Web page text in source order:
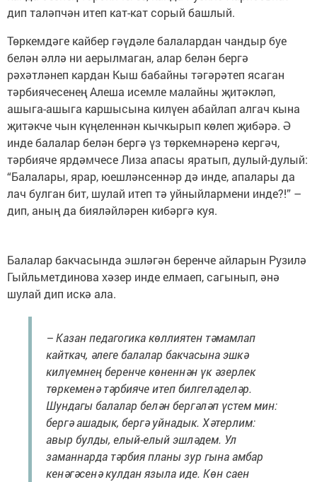
дип таләпчән итеп кат-кат сорый башлый.
Төркемдәге кайбер гәүдәле балалардан чандыр буе
белән әллә ни аерылмаган, алар белән бергә
рәхәтләнеп кардан Кыш бабайны тәгәрәтеп ясаган
тәрбиячесенең Алеша исемле малайны җитәкләп,
ашыга-ашыга каршысына килүен абайлап алгач кына
җитәкче чын күңеленнән кычкырып көлеп җибәрә. Ә
инде балалар белән бергә үз төркемнәренә кергәч,
тәрбияче ярдәмчесе Лиза апасы яратып, дулый-дулый:
“Балалары, ярар, юешләнсеннәр дә инде, апалары да
лач булган бит, шулай итеп тә уйныйлармени инде?!” –
дип, аның да бияләйләрен кибәргә куя.
Балалар бакчасында эшләгән беренче айларын Рузилә
Гыйльметдинова хәзер инде елмаеп, сагынып, әнә
шулай дип искә ала.
– Казан педагогика көллиятен тәмамлап
кайткач, әлеге балалар бакчасына эшкә
килүемнең беренче көненнән үк әзерлек
төркеменә тәрбияче итеп билгеләделәр.
Шундагы балалар белән бергәләп үстем мин:
бергә ашадык, бергә уйнадык. Хәтерлим:
авыр булды, елый-елый эшләдем. Ул
заманнарда тәрбия планы зур гына амбар
кенәгәсенә кулдан языла иде. Көн саен